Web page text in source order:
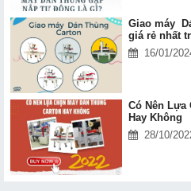
Giao máy
giá rẻ nhất
16/01/
Có Nên Lựa
Hay Không
28/10/